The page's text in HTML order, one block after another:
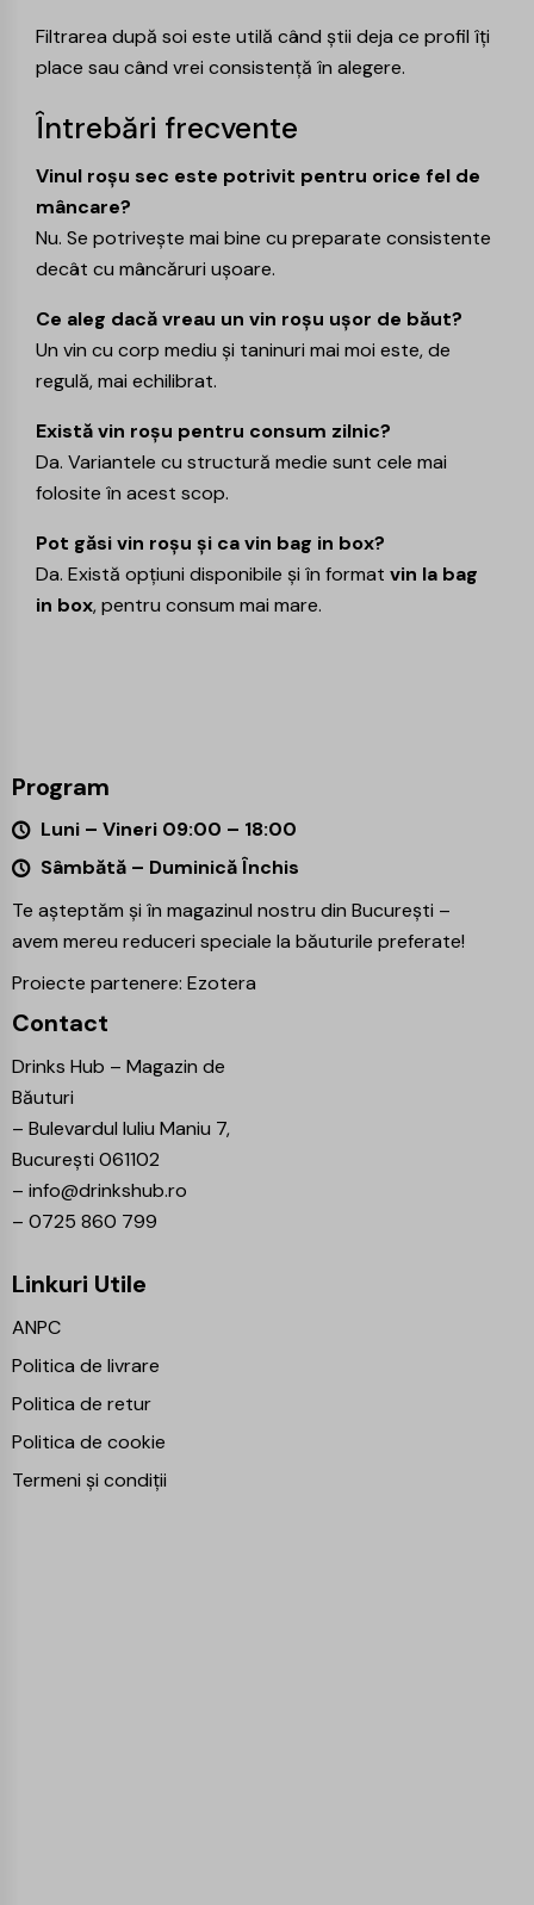
Filtrarea după soi este utilă când știi deja ce profil îți
place sau când vrei consistență în alegere.
Întrebări frecvente
Vinul roșu sec este potrivit pentru orice fel de
mâncare?
Nu. Se potrivește mai bine cu preparate consistente
decât cu mâncăruri ușoare.
Ce aleg dacă vreau un vin roșu ușor de băut?
Un vin cu corp mediu și taninuri mai moi este, de
regulă, mai echilibrat.
Există vin roșu pentru consum zilnic?
Da. Variantele cu structură medie sunt cele mai
folosite în acest scop.
Pot găsi vin roșu și ca vin bag in box?
Da. Există opțiuni disponibile și în format vin la bag
in box, pentru consum mai mare.
Program
Luni – Vineri 09:00 – 18:00
Sâmbătă – Duminică Închis
Te așteptăm și în magazinul nostru din București –
avem mereu reduceri speciale la băuturile preferate!
Proiecte partenere: Ezotera
Contact
Drinks Hub – Magazin de
Băuturi
– Bulevardul Iuliu Maniu 7,
București 061102
– info@drinkshub.ro
– 0725 860 799
Linkuri Utile
ANPC
Politica de livrare
Politica de retur
Politica de cookie
Termeni și condiții